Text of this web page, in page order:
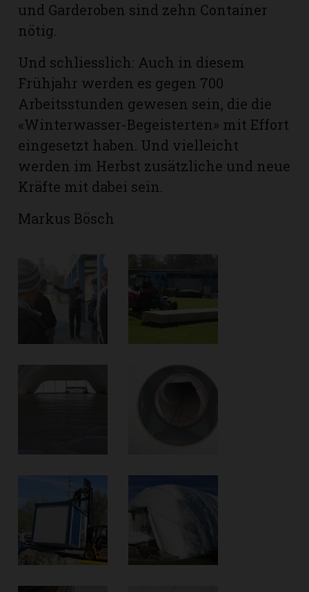
und Garderoben sind zehn Container
nötig.
Und schliesslich: Auch in diesem
Frühjahr werden es gegen 700
Arbeitsstunden gewesen sein, die die
«Winterwasser-Begeisterten» mit Effort
eingesetzt haben. Und vielleicht
werden im Herbst zusätzliche und neue
Kräfte mit dabei sein.
Markus Bösch